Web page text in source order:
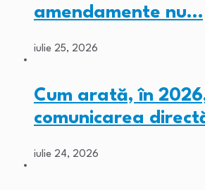
amendamente nu…
iulie 25, 2026
Cum arată, în
comunicarea
iulie 24, 2026